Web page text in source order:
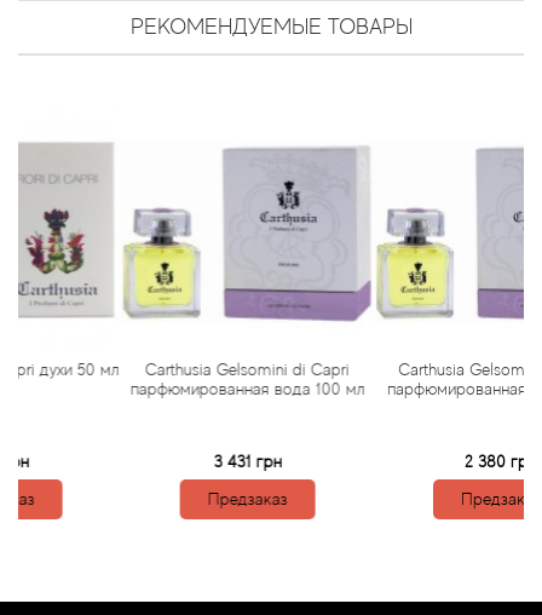
РЕКОМЕНДУЕМЫЕ ТОВАРЫ
50 мл
Carthusia Gelsomini di Capri
парфюмированная вода 100 мл
3 431 грн
Предзаказ
Carthusia Gelsomini di
парфюмированная вода 50
2 380 грн
Предзаказ
ArteOlfatto
Asgharali
Atelier Cologne
Atelier Des Ors
Athena's